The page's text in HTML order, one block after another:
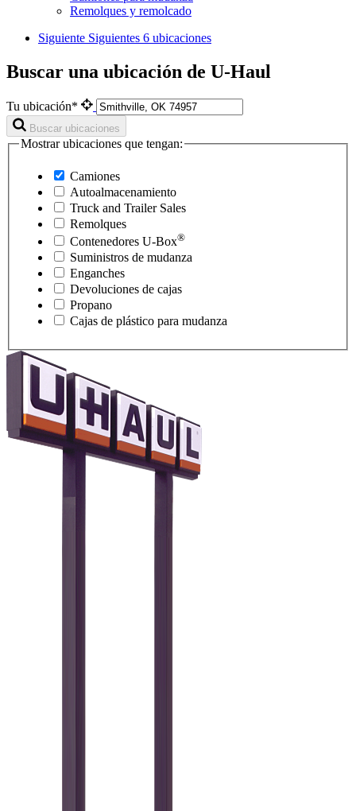
Remolques y remolcado
Siguiente Siguientes 6 ubicaciones
Buscar una ubicación de U-Haul
Tu ubicación*
Buscar ubicaciones
Mostrar ubicaciones que tengan:
Camiones
Autoalmacenamiento
Truck and Trailer Sales
Remolques
Contenedores U-Box®
Suministros de mudanza
Enganches
Devoluciones de cajas
Propano
Cajas de plástico para mudanza